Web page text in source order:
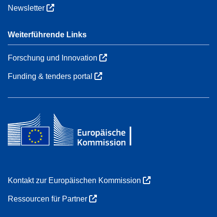
Newsletter
Weiterführende Links
Forschung und Innovation
Funding & tenders portal
Kontakt zur Europäischen Kommission
Ressourcen für Partner